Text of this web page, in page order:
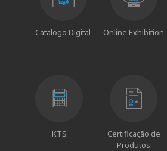
Catalogo Digital Online Exhibition
KTS
Certificação de
Produtos